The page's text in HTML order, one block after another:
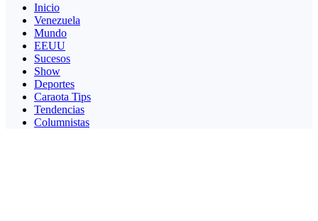
Inicio
Venezuela
Mundo
EEUU
Sucesos
Show
Deportes
Caraota Tips
Tendencias
Columnistas